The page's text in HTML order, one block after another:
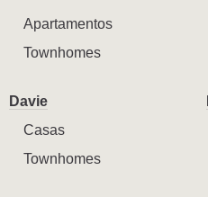
Apartamentos
Townhomes
Davie
Casas
Townhomes